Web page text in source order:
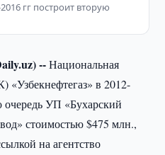
гг построит вторую
--Национальная
«Узбекнефтегаз» в 2012-
очередь УП «Бухарский
стоимостью $475 млн.,
на агентство